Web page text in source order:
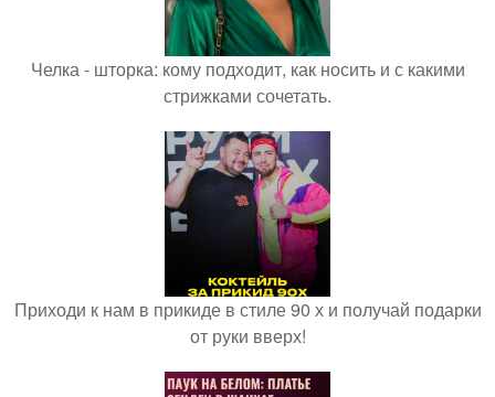
Челка - шторка: кому подходит, как носить и с какими
стрижками сочетать.
Приходи к нам в прикиде в стиле 90 х и получай подарки
от руки вверх!